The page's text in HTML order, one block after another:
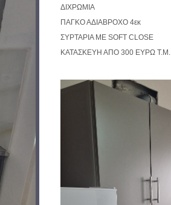
ΔΙΧΡΩΜΙΑ
ΠΑΓΚΟ ΑΔΙΑΒΡΟΧΟ 4εκ
ΣΥΡΤΑΡΙΑ ΜΕ SOFT CLOSE
KATAΣΚΕΥΗ ΑΠΟ 300 ΕΥΡΩ Τ.Μ.